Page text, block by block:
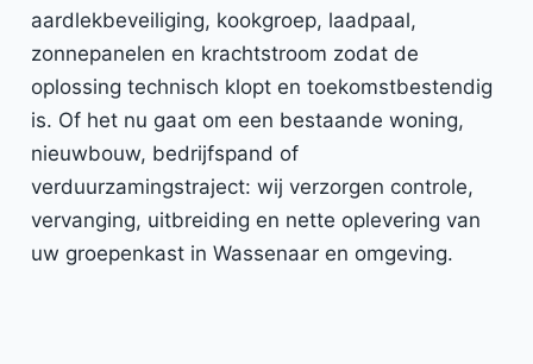
aardlekbeveiliging, kookgroep, laadpaal,
zonnepanelen en krachtstroom zodat de
oplossing technisch klopt en toekomstbestendig
is. Of het nu gaat om een bestaande woning,
nieuwbouw, bedrijfspand of
verduurzamingstraject: wij verzorgen controle,
vervanging, uitbreiding en nette oplevering van
uw groepenkast in Wassenaar en omgeving.